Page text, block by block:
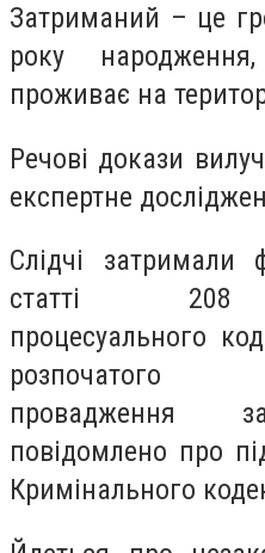
Затриманий – це
року
проживає на
Речові докази
експертне
Слідчі затримали
статті 208
процесуального
розпочатого
провадження
повідомлено про
Кримінального